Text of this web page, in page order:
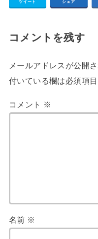
ツイート シェア
コメントを残す
メールアドレスが公開
付いている欄は必須項
コメント ※
名前 ※